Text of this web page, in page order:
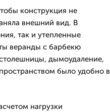
конструкция не
внешний вид. В
так и утепленные
веранды с барбекю
дымоудаление,
было удобно в
нагрузки